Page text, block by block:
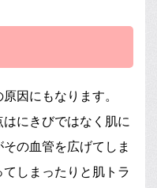
因にもなります。
にきびではなく肌に
の血管を広げてしま
しまったりと肌トラ